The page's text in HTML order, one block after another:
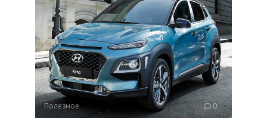
Полезное 0